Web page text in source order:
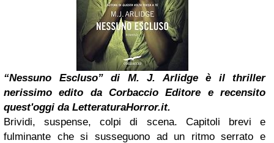
“Nessuno Escluso” di M. J. Arlidge è il thriller
nerissimo edito da Corbaccio Editore e recensito
quest'oggi da LetteraturaHorror.it.
Brividi, suspense, colpi di scena. Capitoli brevi e
fulminante che si susseguono ad un ritmo serrato e